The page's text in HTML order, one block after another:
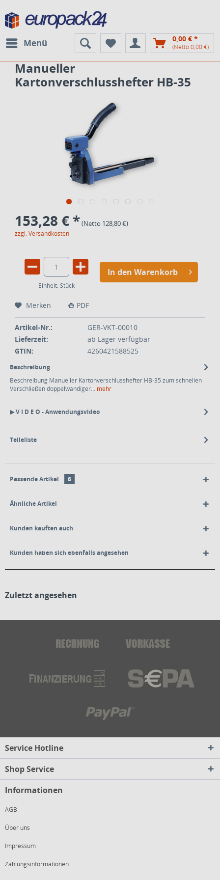
Menü 0,00 € *
(Netto 0,00 €)
Manueller
Kartonverschlusshefter HB-35
153,28 € *(Netto 128,80 €)
zzgl. Versandkosten
Einheit: Stück
In den Warenkorb
Merken PDF
Artikel-Nr.:
GER-VKT-00010
Lieferzeit:
ab Lager verfügbar
GTIN:
4260421588525
Beschreibung
Beschreibung Manueller Kartonverschlusshefter HB-35 zum schnellen
Verschließen doppelwandiger... mehr
▶ V I D E O - Anwendungsvideo
Teileliste
Passende Artikel 6
Ähnliche Artikel
Kunden kauften auch
Kunden haben sich ebenfalls angesehen
Zuletzt angesehen
Service Hotline
Shop Service
Informationen
AGB
Über uns
Impressum
Zahlungsinformationen